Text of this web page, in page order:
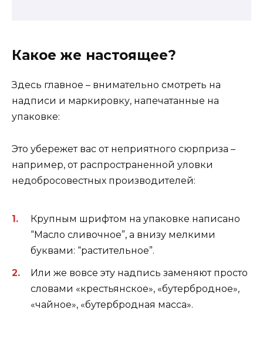
Какое же настоящее?
Здесь главное – внимательно смотреть на
надписи и маркировку, напечатанные на
упаковке:
Это убережет вас от неприятного сюрприза –
например, от распространенной уловки
недобросовестных производителей:
Крупным шрифтом на упаковке написано
“Масло сливочное”, а внизу мелкими
буквами: “растительное”.
Или же вовсе эту надпись заменяют просто
словами «крестьянское», «бутербродное»,
«чайное», «бутербродная масса».